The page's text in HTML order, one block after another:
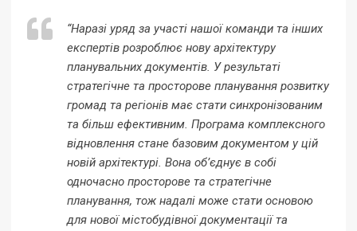
“Наразі уряд за участі нашої команди та інших
експертів розроблює нову архітектуру
планувальних документів. У результаті
стратегічне та просторове планування розвитку
громад та регіонів має стати синхронізованим
та більш ефективним. Програма комплексного
відновлення стане базовим документом у цій
новій архітектурі. Вона об’єднує в собі
одночасно просторове та стратегічне
планування, тож надалі може стати основою
для нової містобудівної документації та